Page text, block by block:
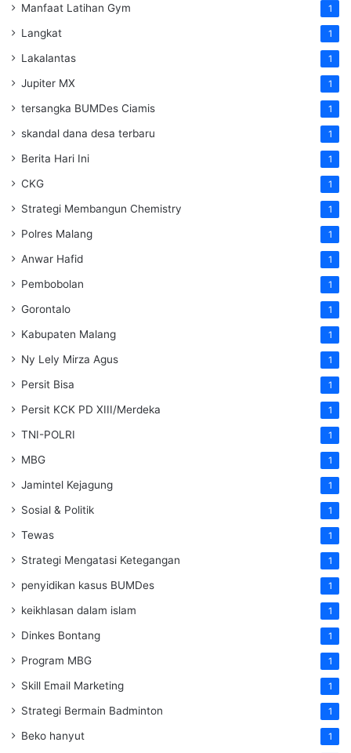
Manfaat Latihan Gym 1
Langkat 1
Lakalantas 1
Jupiter MX 1
tersangka BUMDes Ciamis 1
skandal dana desa terbaru 1
Berita Hari Ini 1
CKG 1
Strategi Membangun Chemistry 1
Polres Malang 1
Anwar Hafid 1
Pembobolan 1
Gorontalo 1
Kabupaten Malang 1
Ny Lely Mirza Agus 1
Persit Bisa 1
Persit KCK PD XIII/Merdeka 1
TNI-POLRI 1
MBG 1
Jamintel Kejagung 1
Sosial & Politik 1
Tewas 1
Strategi Mengatasi Ketegangan 1
penyidikan kasus BUMDes 1
keikhlasan dalam islam 1
Dinkes Bontang 1
Program MBG 1
Skill Email Marketing 1
Strategi Bermain Badminton 1
Beko hanyut 1